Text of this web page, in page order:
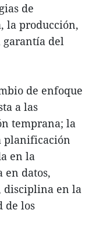
de
la producción,
garantía del
de enfoque
a las
temprana; la
planificación
en la
en datos,
disciplina en la
de los